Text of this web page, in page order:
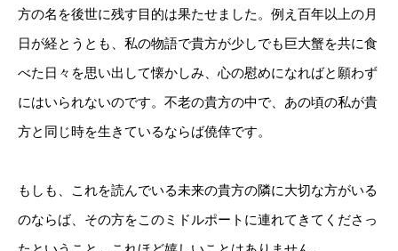
方の名を後世に残す目的は果たせました。例え百年以上の月
日が経とうとも、私の物語で貴方が少しでも巨大蟹を共に食
べた日々を思い出して懐かしみ、心の慰めになればと願わず
にはいられないのです。不老の貴方の中で、あの頃の私が貴
方と同じ時を生きているならば僥倖です。
もしも、これを読んでいる未来の貴方の隣に大切な方がいる
のならば、その方をこのミドルポートに連れてきてくださっ